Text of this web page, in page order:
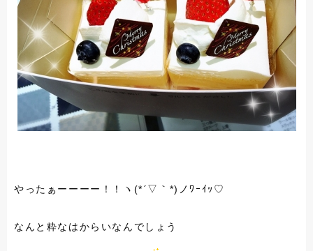
やったぁーーーー！！ヽ (* ´▽｀ *) ノﾜｰｲｯ♡
なんと粋なはからいなんでしょう